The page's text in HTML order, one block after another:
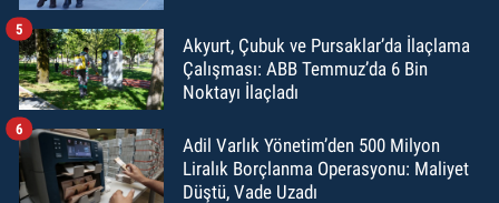
Akyurt, Çubuk ve Pursaklar’da İlaçlama
Çalışması: ABB Temmuz’da 6 Bin
Noktayı İlaçladı
5
Adil Varlık Yönetim’den 500 Milyon
Liralık Borçlanma Operasyonu: Maliyet
Düştü, Vade Uzadı
6